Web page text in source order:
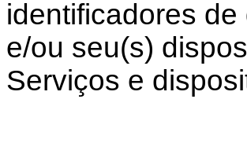
identificadores
e/ou seu(s)
Serviços e